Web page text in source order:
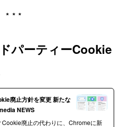
***
パーティーCookie
廃止方針を変更 新たな
NEWS
廃止の代わりに、Chromeに新